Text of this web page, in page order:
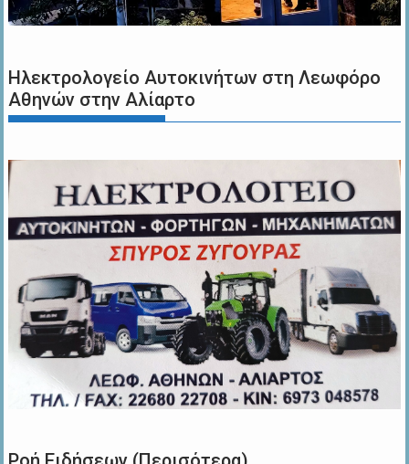
Ηλεκτρολογείο Αυτοκινήτων στη Λεωφόρο
Αθηνών στην Αλίαρτο